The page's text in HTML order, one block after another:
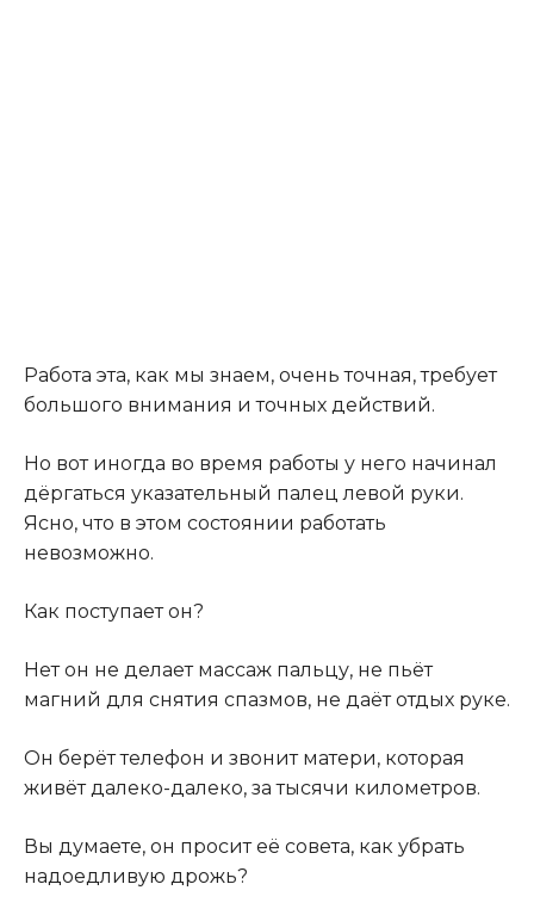
Работа эта, как мы знаем, очень точная, требует
большого внимания и точных действий.
Но вот иногда во время работы у него начинал
дёргаться указательный палец левой руки.
Ясно, что в этом состоянии работать
невозможно.
Как поступает он?
Нет он не делает массаж пальцу, не пьёт
магний для снятия спазмов, не даёт отдых руке.
Он берёт телефон и звонит матери, которая
живёт далеко-далеко, за тысячи километров.
Вы думаете, он просит её совета, как убрать
надоедливую дрожь?